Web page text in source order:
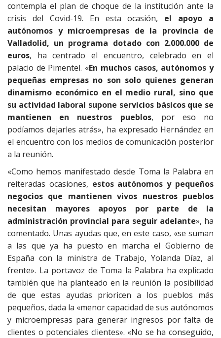
contempla el plan de choque de la institución ante la
crisis del Covid-19. En esta ocasión, el apoyo a
autónomos y microempresas de la provincia de
Valladolid, un programa dotado con 2.000.000 de
euros, ha centrado el encuentro, celebrado en el
palacio de Pimentel. «En muchos casos, autónomos y
pequeñas empresas no son solo quienes generan
dinamismo económico en el medio rural, sino que
su actividad laboral supone servicios básicos que se
mantienen en nuestros pueblos, por eso no
podíamos dejarles atrás», ha expresado Hernández en
el encuentro con los medios de comunicación posterior
a la reunión.
«Como hemos manifestado desde Toma la Palabra en
reiteradas ocasiones, estos autónomos y pequeños
negocios que mantienen vivos nuestros pueblos
necesitan mayores apoyos por parte de la
administración provincial para seguir adelante», ha
comentado. Unas ayudas que, en este caso, «se suman
a las que ya ha puesto en marcha el Gobierno de
España con la ministra de Trabajo, Yolanda Díaz, al
frente». La portavoz de Toma la Palabra ha explicado
también que ha planteado en la reunión la posibilidad
de que estas ayudas prioricen a los pueblos más
pequeños, dada la «menor capacidad de sus autónomos
y microempresas para generar ingresos por falta de
clientes o potenciales clientes». «No se ha conseguido,